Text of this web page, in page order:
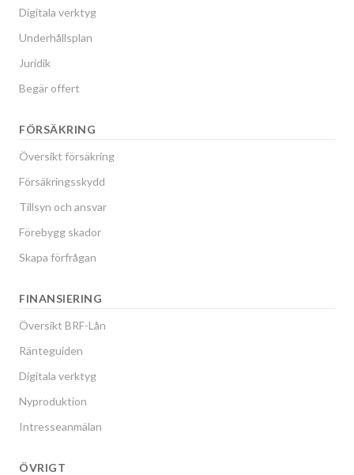
Digitala verktyg
Underhållsplan
Juridik
Begär offert
FÖRSÄKRING
Översikt försäkring
Försäkringsskydd
Tillsyn och ansvar
Förebygg skador
Skapa förfrågan
FINANSIERING
Översikt BRF-Lån
Ränteguiden
Digitala verktyg
Nyproduktion
Intresseanmälan
ÖVRIGT